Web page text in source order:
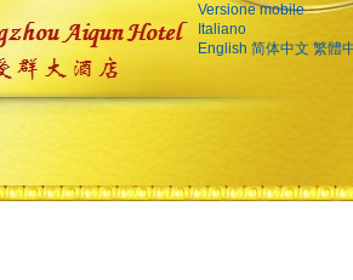
Versione mobile
Italiano
English 简体中文 繁體